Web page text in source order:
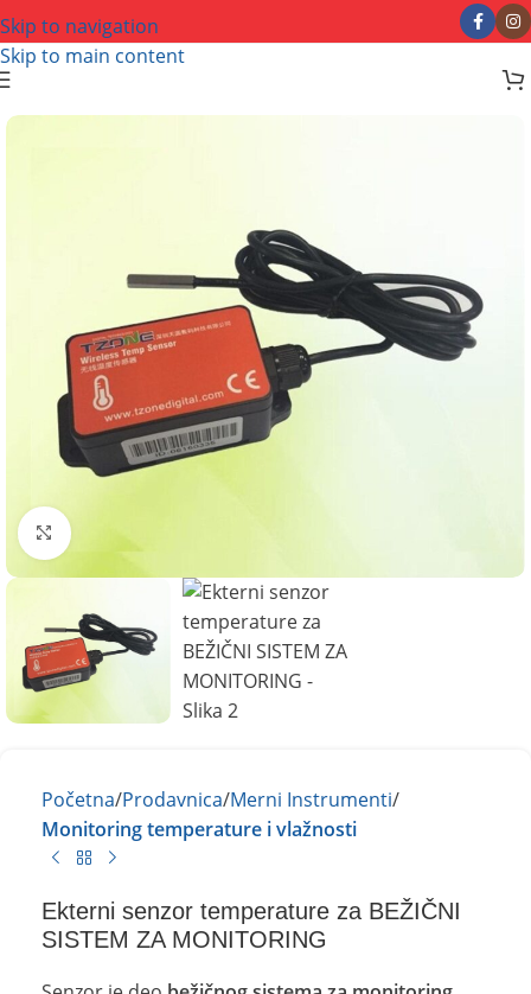
Skip to navigation
Skip to main content
Kliknite za uvećanje
Početna Prodavnica Merni Instrumenti
Monitoring temperature i vlažnosti
Ekterni senzor temperature za BEŽIČNI
SISTEM ZA MONITORING